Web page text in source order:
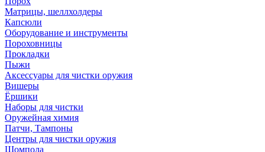
Матрицы, шеллхолдеры
Капсюли
Оборудование и инструменты
Пороховницы
Прокладки
Пыжи
Аксессуары для чистки оружия
Вишеры
Ёршики
Наборы для чистки
Оружейная химия
Патчи, Тампоны
Центры для чистки оружия
Шомпола